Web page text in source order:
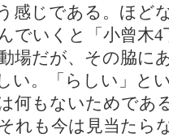
感じである。ほど
でいくと「小曾木
場だが、その脇に
い。「らしい」と
何もないためであ
れも今は見当たら